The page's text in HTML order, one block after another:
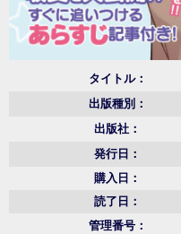
タイトル：
出版種別：
出版社：
発行日：
購入日：
読了日：
管理番号：